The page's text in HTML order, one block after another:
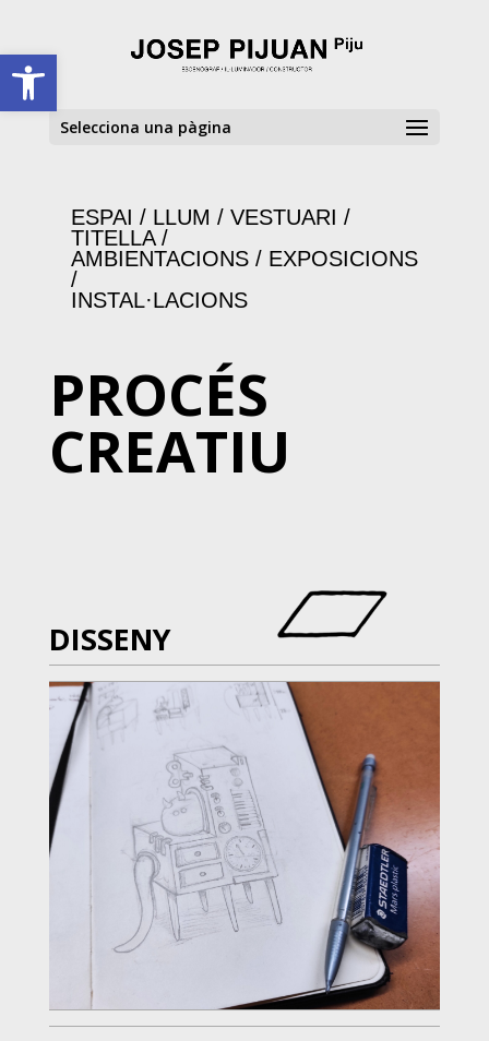
Obre la barra d'eines
Selecciona una pàgina
ESPAI / LLUM / VESTUARI /
TITELLA /
AMBIENTACIONS / EXPOSICIONS
/
INSTAL·LACIONS
PROCÉS
CREATIU
DISSENY